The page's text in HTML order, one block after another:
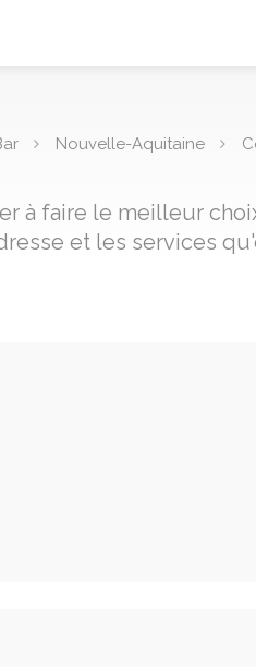
Nouvelle-Aquitaine
à faire le meilleur
et les services